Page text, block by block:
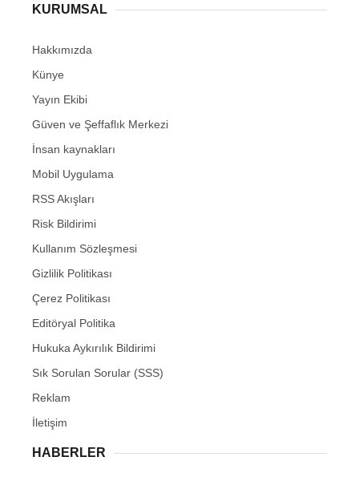
KURUMSAL
Hakkımızda
Künye
Yayın Ekibi
Güven ve Şeffaflık Merkezi
İnsan kaynakları
Mobil Uygulama
RSS Akışları
Risk Bildirimi
Kullanım Sözleşmesi
Gizlilik Politikası
Çerez Politikası
Editöryal Politika
Hukuka Aykırılık Bildirimi
Sık Sorulan Sorular (SSS)
Reklam
İletişim
HABERLER